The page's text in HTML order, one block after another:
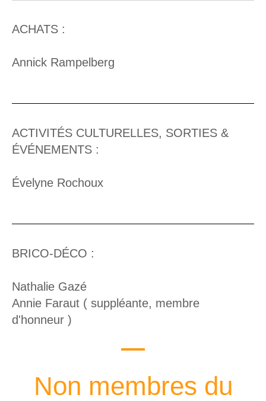
ACHATS :
Annick Rampelberg
ACTIVITÉS CULTURELLES, SORTIES &
ÉVÉNEMENTS :
Évelyne Rochoux
BRICO-DÉCO :
Nathalie Gazé
Annie Faraut ( suppléante, membre
d'honneur )
Non membres du